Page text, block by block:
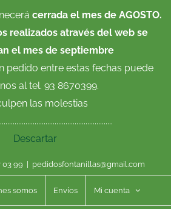
cerrada el mes de AGOSTO.
realizados através del web se
el mes de septiembre
pedido entre estas fechas puede
al tel. 93 8670399.
las molestias
Descartar
03 99 pedidosfontanillas@gmail.com
somos Envíos Mi cuenta